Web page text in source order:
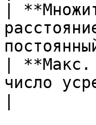
|
| **Макс.
число